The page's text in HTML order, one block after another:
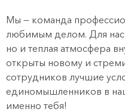
Мы — команда
любимым делом. Для нас
но и теплая атмосфера
открыты новому и
сотрудников лучшие
единомышленников в
именно тебя!